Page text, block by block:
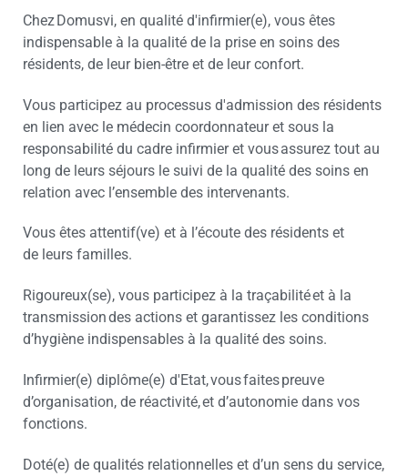
Chez Domusvi, en qualité d'infirmier(e), vous êtes
indispensable à la qualité de la prise en soins des
résidents, de leur bien-être et de leur confort.
Vous participez au processus d'admission des résidents
en lien avec le médecin coordonnateur et sous la
responsabilité du cadre infirmier et vous assurez tout au
long de leurs séjours le suivi de la qualité des soins en
relation avec l’ensemble des intervenants.
Vous êtes attentif(ve) et à l’écoute des résidents et
de leurs familles.
Rigoureux(se), vous participez à la traçabilité et à la
transmission des actions et garantissez les conditions
d’hygiène indispensables à la qualité des soins.
Infirmier(e) diplôme(e) d'Etat, vous faites preuve
d’organisation, de réactivité, et d’autonomie dans vos
fonctions.
Doté(e) de qualités relationnelles et d’un sens du service,